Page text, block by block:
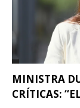
MINISTRA
CRÍTICAS: